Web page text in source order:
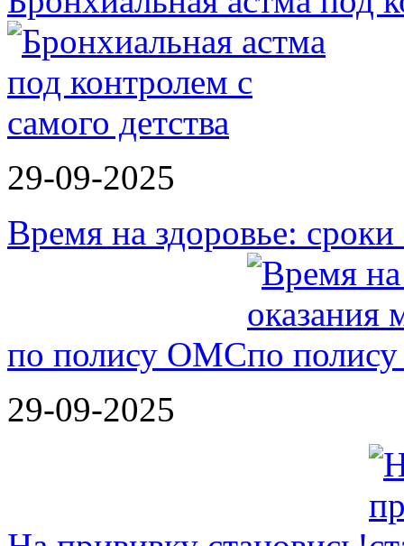
29-09-2025
Время на здоровье:
по полису ОМС
29-09-2025